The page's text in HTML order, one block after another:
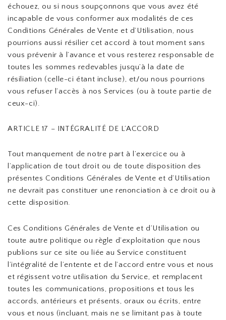
échouez, ou si nous soupçonnons que vous avez été
incapable de vous conformer aux modalités de ces
Conditions Générales de Vente et d’Utilisation, nous
pourrions aussi résilier cet accord à tout moment sans
vous prévenir à l’avance et vous resterez responsable de
toutes les sommes redevables jusqu’à la date de
résiliation (celle-ci étant incluse), et/ou nous pourrions
vous refuser l’accès à nos Services (ou à toute partie de
ceux-ci).
ARTICLE 17 – INTÉGRALITÉ DE L’ACCORD
Tout manquement de notre part à l’exercice ou à
l’application de tout droit ou de toute disposition des
présentes Conditions Générales de Vente et d’Utilisation
ne devrait pas constituer une renonciation à ce droit ou à
cette disposition.
Ces Conditions Générales de Vente et d’Utilisation ou
toute autre politique ou règle d’exploitation que nous
publions sur ce site ou liée au Service constituent
l’intégralité de l’entente et de l’accord entre vous et nous
et régissent votre utilisation du Service, et remplacent
toutes les communications, propositions et tous les
accords, antérieurs et présents, oraux ou écrits, entre
vous et nous (incluant, mais ne se limitant pas à toute